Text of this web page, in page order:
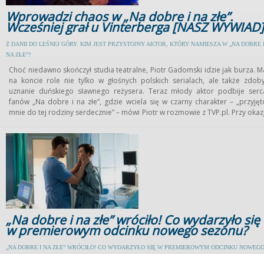
Wprowadzi chaos w „Na dobre i na złe”.
Wcześniej grał u Vinterberga [NASZ WYWIAD]
Z DANII DO LEŚNEJ GÓRY. KIM JEST PRZYSTOJNY AKTOR, KTÓRY NAMIESZA W „NA DOBRE I
NA ZŁE”?
Choć niedawno skończył studia teatralne, Piotr Gadomski idzie jak burza.
na koncie role nie tylko w głośnych polskich serialach, ale także
uznanie duńskiego sławnego reżysera. Teraz młody aktor podbije
fanów „Na dobre i na złe”, gdzie wciela się w czarny charakter –
mnie do tej rodziny serdecznie” – mówi Piotr w rozmowie z TVP.pl. Przy
„Na dobre i na złe” wróciło! Co wydarzyło się
w premierowym odcinku nowego sezonu?
„NA DOBRE I NA ZŁE” WRÓCIŁO! CO WYDARZYŁO SIĘ W PREMIEROWYM ODCINKU NOWEGO